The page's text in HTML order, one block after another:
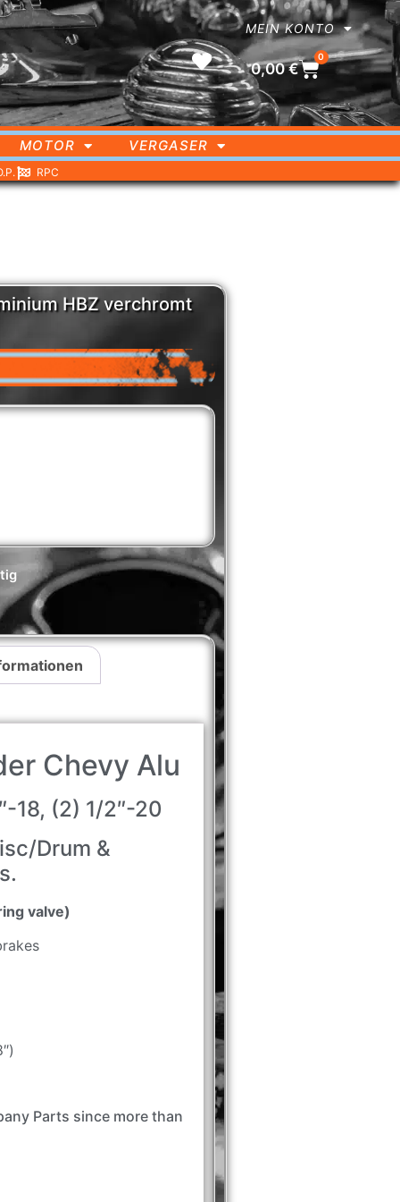
MEIN KONTO
0,00€
0
MOTOR VERGASER
RPC
HBZ verchromt
Chevy Alu
18, (2) 1/2″-20
Drum &
valve)
Parts since more than